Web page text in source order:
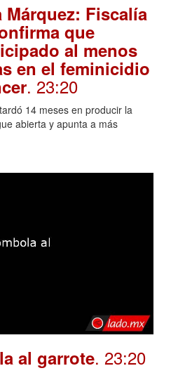
Márquez: Fiscalía
que
al menos
en el feminicidio
. 23:20
14 meses en producir la
abierta y apunta a más
al garrote. 23:20